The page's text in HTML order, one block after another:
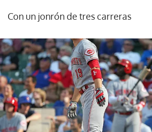
Con un jonrón de tres carreras